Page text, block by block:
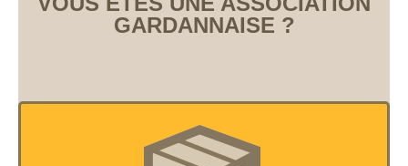
GARDANNAISE ?